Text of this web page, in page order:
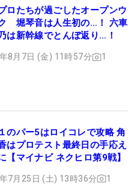
ロたちが過ごしたオープンウ
堀琴音は人生初の…！ 六車
は新幹線でとんぼ返り…！
8月7日 (金) 11時57分 1
のパー5はロイコレで攻略 角
はプロテスト最終日の手応え
【マイナビ ネクヒロ第9戦】
7月25日 (土) 13時36分 1